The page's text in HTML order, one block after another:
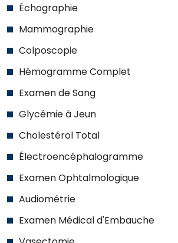
Échographie
Mammographie
Colposcopie
Hémogramme Complet
Examen de Sang
Glycémie à Jeun
Cholestérol Total
Électroencéphalogramme
Examen Ophtalmologique
Audiométrie
Examen Médical d'Embauche